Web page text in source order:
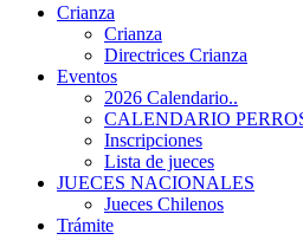
Crianza
Crianza
Directrices Crianza
Eventos
2026 Calendario..
CALENDARIO
Inscripciones
Lista de jueces
JUECES NACIONALES
Jueces Chilenos
Trámite